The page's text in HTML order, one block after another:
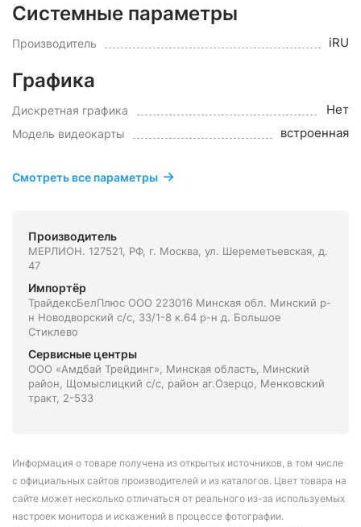
Системные параметры
Производитель iRU
Графика
Дискретная графика Нет
Модель видеокарты встроенная
Смотреть все параметры
Производитель
МЕРЛИОН. 127521, РФ, г. Москва, ул. Шереметьевская, д.
47
Импортёр
ТрайдексБелПлюс ООО 223016 Минская обл. Минский р-
н Новодворский с/с, 33/1-8 к.64 р-н д. Большое
Стиклево
Сервисные центры
ООО «Амдбай Трейдинг», Минская область, Минский
район, Щомыслицкий с/с, район аг.Озерцо, Менковский
тракт, 2-533
Информация о товаре получена из открытых источников, в том числе
с официальных сайтов производителей и из каталогов. Цвет товара на
сайте может несколько отличаться от реального из-за используемых
настроек монитора и искажений в процессе фотографии.